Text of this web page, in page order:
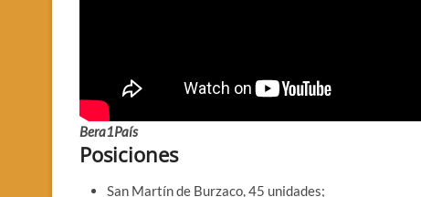
Bera1País
Posiciones
San Martín de Burzaco, 45 unidades;